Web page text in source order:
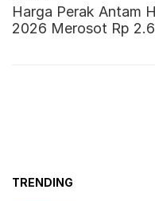
Harga Perak Antam
2026 Merosot Rp
TRENDING